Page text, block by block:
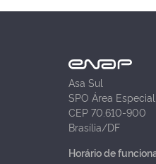
Asa Sul
SPO Área
CEP 70.610-900
Brasília/DF
Horário de